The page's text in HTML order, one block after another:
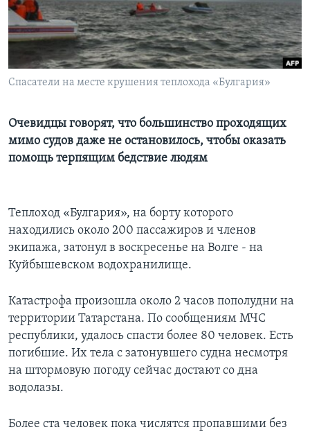
Learning English
СОЦИАЛЬНЫЕ СЕТИ
Языки
Спасатели на месте крушения теплохода «Булгария»
Очевидцы говорят, что большинство проходящих
мимо судов даже не остановилось, чтобы оказать
помощь терпящим бедствие людям
Теплоход «Булгария», на борту которого
находились около 200 пассажиров и членов
экипажа, затонул в воскресенье на Волге - на
Куйбышевском водохранилище.
Катастрофа произошла около 2 часов пополудни на
территории Татарстана. По сообщениям МЧС
республики, удалось спасти более 80 человек. Есть
погибшие. Их тела с затонувшего судна несмотря
на штормовую погоду сейчас достают со дна
водолазы.
Более ста человек пока числятся пропавшими без